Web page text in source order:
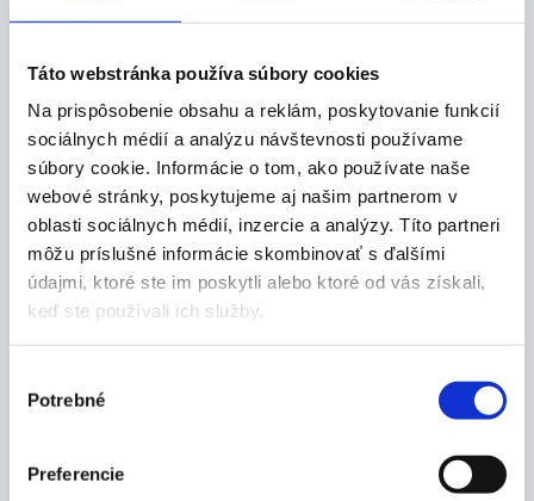
Táto webstránka používa súbory cookies
Na prispôsobenie obsahu a reklám, poskytovanie funkcií
sociálnych médií a analýzu návštevnosti používame
súbory cookie. Informácie o tom, ako používate naše
webové stránky, poskytujeme aj našim partnerom v
oblasti sociálnych médií, inzercie a analýzy. Títo partneri
môžu príslušné informácie skombinovať s ďalšími
údajmi, ktoré ste im poskytli alebo ktoré od vás získali,
keď ste používali ich služby.
súhlasu
Potrebné
Preferencie
Skladom 2 ks
NOVAMA 4HEAD
bezkontaktný teplomer
32,00€
Skladom 4 ks
26,30€
Skladom 10 ks